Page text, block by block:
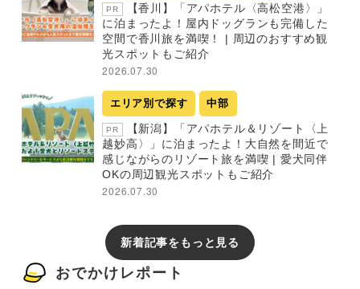
PR
【香川】「アパホテル〈高松空港〉」
に泊まったよ！屋内ドッグランも完備した
空間で香川旅を満喫！ | 周辺のおすすめ観
光スポットもご紹介
2026.07.30
エリア別で探す 中部
PR
【新潟】「アパホテル＆リゾート〈上
越妙高〉」に泊まったよ！大自然を間近で
感じながらのリゾート旅を満喫 | 愛犬同伴
OKの周辺観光スポットもご紹介
2026.07.30
新着記事をもっと見る
おでかけレポート